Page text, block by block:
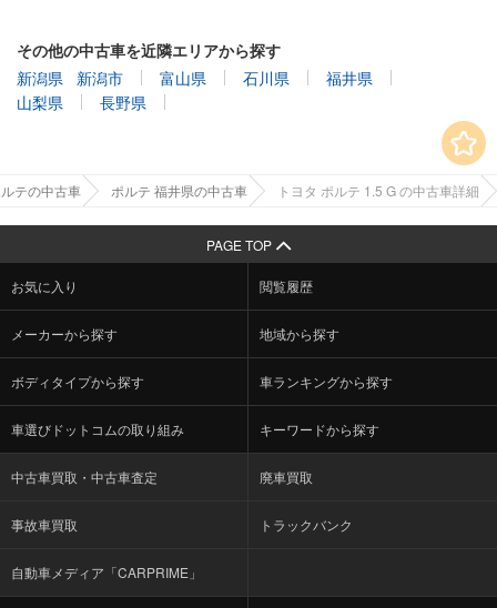
その他の中古車を近隣エリアから探す
新潟県
新潟市 富山県 石川県
福井県
山梨県
長野県
テの中古車 ポルテ 福井県の中古車 トヨタ ポルテ 1.5 G の中古車詳細
PAGE TOP
お気に入り 閲覧履歴
メーカーから探す 地域から探す
ボディタイプから探す 車ランキングから探す
車選びドットコムの取り組み キーワードから探す
中古車買取・中古車査定 廃車買取
事故車買取 トラックバンク
自動車メディア「CARPRIME」